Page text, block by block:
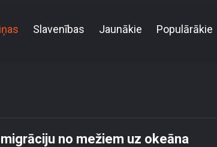
Slavenības Jaunākie Populārākie
no mežiem uz okeāna